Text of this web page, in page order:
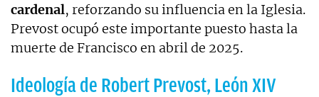
cardenal, reforzando su influencia en la Iglesia.
Prevost ocupó este importante puesto hasta la
muerte de Francisco en abril de 2025.
Ideología de Robert Prevost, León XIV